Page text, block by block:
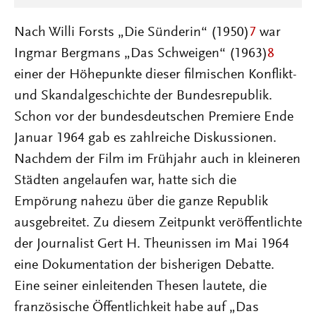
Nach Willi Forsts „Die Sünderin“ (1950) 7 war
Ingmar Bergmans „Das Schweigen“ (1963)8
einer der Höhepunkte dieser filmischen Konflikt-
und Skandalgeschichte der Bundesrepublik.
Schon vor der bundesdeutschen Premiere Ende
Januar 1964 gab es zahlreiche Diskussionen.
Nachdem der Film im Frühjahr auch in kleineren
Städten angelaufen war, hatte sich die
Empörung nahezu über die ganze Republik
ausgebreitet. Zu diesem Zeitpunkt veröffentlichte
der Journalist Gert H. Theunissen im Mai 1964
eine Dokumentation der bisherigen Debatte.
Eine seiner einleitenden Thesen lautete, die
französische Öffentlichkeit habe auf „Das